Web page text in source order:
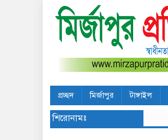
প্রচ্ছদ মির্জাপুর টাঙ্গাইল
শিরোনামঃ